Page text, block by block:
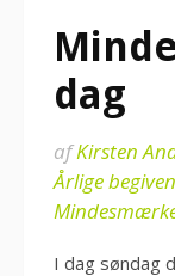
dag
afKirsten
Årlige
I dag søndag